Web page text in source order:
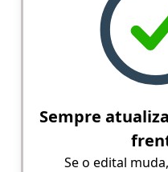
Sempre
Se o edital